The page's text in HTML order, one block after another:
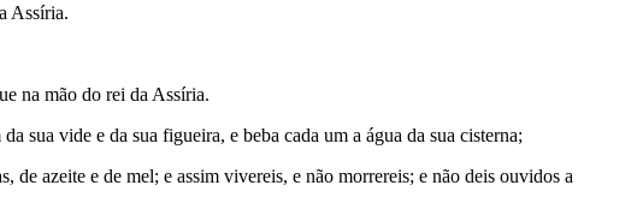
Assíria.
na mão do rei da Assíria.
sua vide e da sua figueira, e beba cada um a água da sua cisterna;
azeite e de mel; e assim vivereis, e não morrereis; e não deis ouvidos a